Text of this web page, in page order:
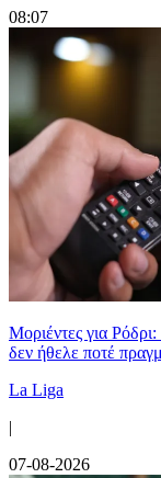
08:07
Μοριέντες για
δεν ήθελε ποτέ
La Liga
|
07-08-2026